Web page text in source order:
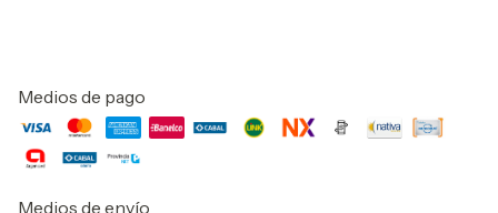
Medios de pago
Medios de envío